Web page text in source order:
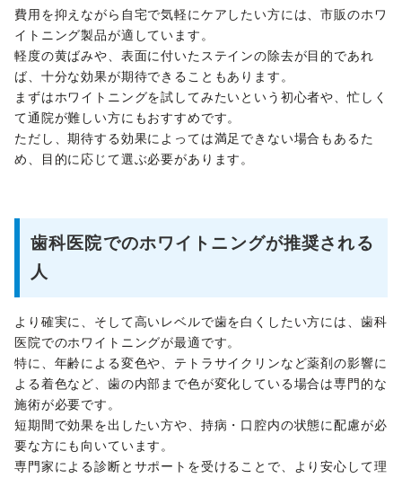
費用を抑えながら自宅で気軽にケアしたい方には、市販のホワ
イトニング製品が適しています。
軽度の黄ばみや、表面に付いたステインの除去が目的であれ
ば、十分な効果が期待できることもあります。
まずはホワイトニングを試してみたいという初心者や、忙しく
て通院が難しい方にもおすすめです。
ただし、期待する効果によっては満足できない場合もあるた
め、目的に応じて選ぶ必要があります。
歯科医院でのホワイトニングが推奨される
人
より確実に、そして高いレベルで歯を白くしたい方には、歯科
医院でのホワイトニングが最適です。
特に、年齢による変色や、テトラサイクリンなど薬剤の影響に
よる着色など、歯の内部まで色が変化している場合は専門的な
施術が必要です。
短期間で効果を出したい方や、持病・口腔内の状態に配慮が必
要な方にも向いています。
専門家による診断とサポートを受けることで、より安心して理